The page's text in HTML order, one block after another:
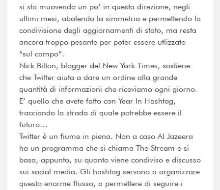
si sta muovendo un po’ in questa direzione, negli
ultimi mesi, abolendo la simmetria e permettendo la
condivisione degli aggiornamenti di stato, ma resta
ancora troppo pesante per poter essere utlizzato
“sul campo”.
Nick Bilton, blogger del New York Times, sostiene
che Twitter aiuta a dare un ordine alla grande
quantità di informazioni che riceviamo ogni giorno.
E’ quello che avete fatto con Year In Hashtag,
tracciando la strada di quale potrebbe essere il
futuro…
Twitter è un fiume in piena. Non a caso Al Jazeera
ha un programma che si chiama The Stream e si
basa, appunto, su quanto viene condiviso e discusso
sui social media. Gli hashtag servono a organizzare
questo enorme flusso, a permettere di seguire i